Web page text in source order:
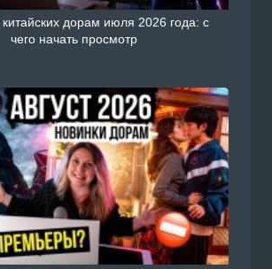
дорам июля 2026 года: с
чего начать просмотр